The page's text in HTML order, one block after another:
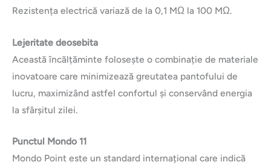
Rezistența electrică variază de la 0,1 MΩ la 100 MΩ.
Lejeritate deosebita
Această încălțăminte folosește o combinație de materiale
inovatoare care minimizează greutatea pantofului de
lucru, maximizând astfel confortul și conservând energia
la sfârșitul zilei.
Punctul Mondo 11
Mondo Point este un standard internațional care indică